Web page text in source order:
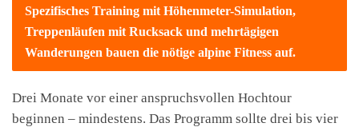
Spezifisches Training mit Höhenmeter-Simulation,
Treppenläufen mit Rucksack und mehrtägigen
Wanderungen bauen die nötige alpine Fitness auf.
Drei Monate vor einer anspruchsvollen Hochtour
beginnen – mindestens. Das Programm sollte drei bis vier